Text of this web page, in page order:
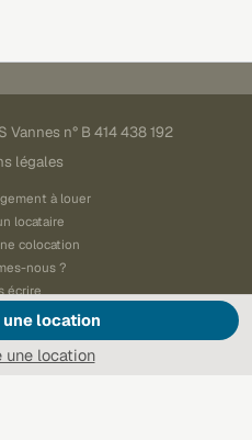
location
une location
n° B 414 438 192
légales
à louer
locataire
colocation
nous ?
écrire
les cookies